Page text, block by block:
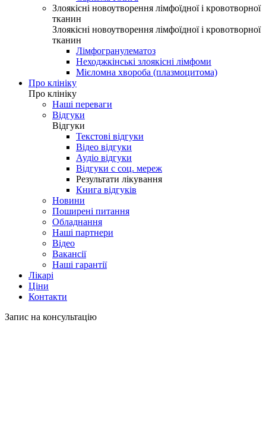
Злоякісні новоутворення лімфоїдної і кровотворної
тканин
Злоякісні новоутворення лімфоїдної і кровотворної
тканин
Лімфогранулематоз
Неходжкінські злоякісні лімфоми
Мієломна хвороба (плазмоцитома)
Про клініку
Про клініку
Наші переваги
Відгуки
Відгуки
Текстові відгуки
Відео відгуки
Аудіо відгуки
Відгуки с соц. мереж
Результати лікування
Книга відгуків
Новини
Поширені питання
Обладнання
Наші партнери
Відео
Вакансії
Наші гарантії
Лікарі
Ціни
Контакти
Запис на консультацію